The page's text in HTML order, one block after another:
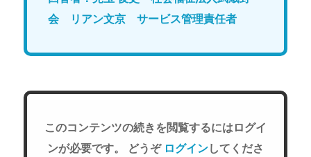
会 リアン文京 サービス管理責任者
このコンテンツの続きを閲覧するにはログイ
ンが必要です。 どうぞ ログインしてくださ